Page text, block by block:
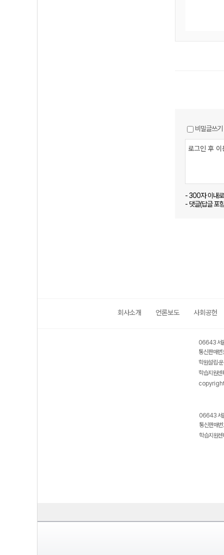
비밀글쓰기
- 300자 이내
- 댓글(답글 포
회사소개 언론보도 사회공헌
06643 서
통신판매
학원설립·
학습지원
06643 서
통신판매
학습지원